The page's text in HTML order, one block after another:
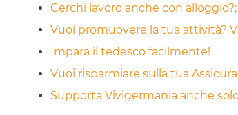
Cerchi lavoro anche con alloggio?;
Vuoi promuovere la tua attività?
Impara il tedesco facilmente!
Vuoi risparmiare sulla tua
Supporta Vivigermania anche